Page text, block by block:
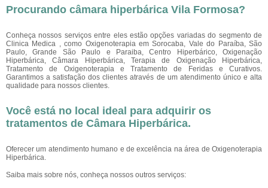
Procurando câmara hiperbárica Vila Formosa?
Conheça nossos serviços entre eles estão opções variadas do segmento de
Clinica Medica , como Oxigenoterapia em Sorocaba, Vale do Paraíba, São
Paulo, Grande São Paulo e Paraiba, Centro Hiperbárico, Oxigenação
Hiperbárica, Câmara Hiperbárica, Terapia de Oxigenação Hiperbárica,
Tratamento de Oxigenoterapia e Tratamento de Feridas e Curativos.
Garantimos a satisfação dos clientes através de um atendimento único e alta
qualidade para nossos clientes.
Você está no local ideal para adquirir os
tratamentos de Câmara Hiperbárica.
Oferecer um atendimento humano e de excelência na área de Oxigenoterapia
Hiperbárica.
Saiba mais sobre nós, conheça nossos outros serviços: